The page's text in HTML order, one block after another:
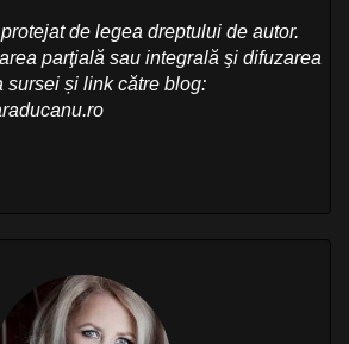
de legea dreptului de autor.
parţială sau integrală şi difuzarea
sursei și link către blog: